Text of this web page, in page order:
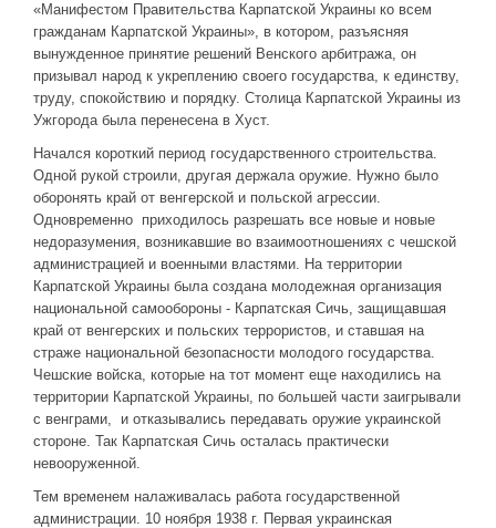
«Манифестом Правительства Карпатской Украины ко всем
гражданам Карпатской Украины», в котором, разъясняя
вынужденное принятие решений Венского арбитража, он
призывал народ к укреплению своего государства, к единству,
труду, спокойствию и порядку. Столица Карпатской Украины из
Ужгорода была перенесена в Хуст.
Начался короткий период государственного строительства.
Одной рукой строили, другая держала оружие. Нужно было
оборонять край от венгерской и польской агрессии.
Одновременно приходилось разрешать все новые и новые
недоразумения, возникавшие во взаимоотношениях с чешской
администрацией и военными властями. На территории
Карпатской Украины была создана молодежная организация
национальной самообороны - Карпатская Сичь, защищавшая
край от венгерских и польских террористов, и ставшая на
страже национальной безопасности молодого государства.
Чешские войска, которые на тот момент еще находились на
территории Карпатской Украины, по большей части заигрывали
с венграми, и отказывались передавать оружие украинской
стороне. Так Карпатская Сичь осталась практически
невооруженной.
Тем временем налаживалась работа государственной
администрации. 10 ноября 1938 г. Первая украинская